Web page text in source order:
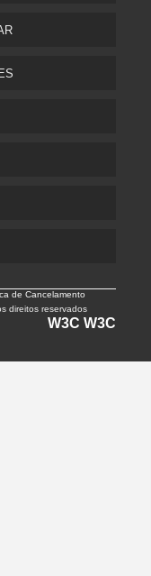
de Cancelamento
direitos reservados
W3C W3C